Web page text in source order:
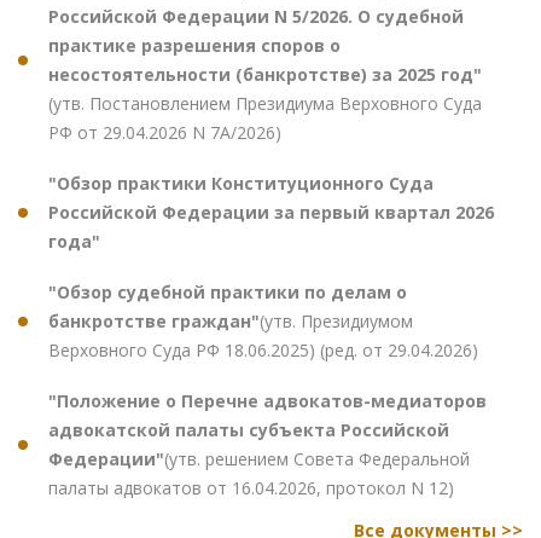
Российской Федерации N 5/2026. О судебной
практике разрешения споров о
несостоятельности (банкротстве) за 2025 год"
(утв. Постановлением Президиума Верховного Суда
РФ от 29.04.2026 N 7А/2026)
"Обзор практики Конституционного Суда
Российской Федерации за первый квартал 2026
года"
"Обзор судебной практики по делам о
банкротстве граждан"(утв. Президиумом
Верховного Суда РФ 18.06.2025) (ред. от 29.04.2026)
"Положение о Перечне адвокатов-медиаторов
адвокатской палаты субъекта Российской
Федерации"(утв. решением Совета Федеральной
палаты адвокатов от 16.04.2026, протокол N 12)
Все документы >>